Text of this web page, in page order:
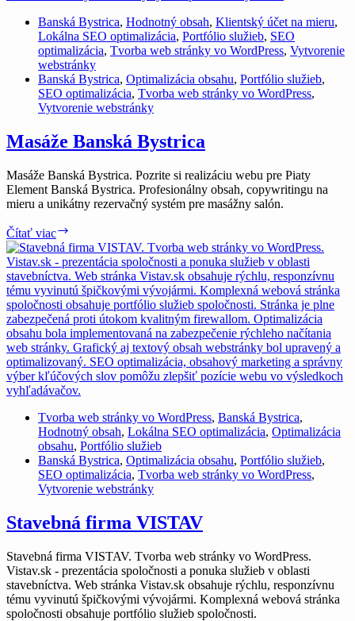
Banská Bystrica, Hodnotný obsah, Klientský účet na mieru,
Lokálna SEO optimalizácia, Portfólio služieb, SEO
optimalizácia, Tvorba web stránky vo WordPress, Vytvorenie
webstránky
Banská Bystrica, Optimalizácia obsahu, Portfólio služieb,
SEO optimalizácia, Tvorba web stránky vo WordPress,
Vytvorenie webstránky
Masáže Banská Bystrica
Masáže Banská Bystrica. Pozrite si realizáciu webu pre Piaty
Element Banská Bystrica. Profesionálny obsah, copywritingu na
mieru a unikátny rezervačný systém pre masážny salón.
Čítať viac
Banská
Bystrica
Tvorba web stránky vo WordPress, Banská Bystrica,
Hodnotný obsah, Lokálna SEO optimalizácia, Optimalizácia
obsahu, Portfólio služieb
Banská Bystrica, Optimalizácia obsahu, Portfólio služieb,
SEO optimalizácia, Tvorba web stránky vo WordPress,
Vytvorenie webstránky
Stavebná firma VISTAV
Stavebná firma VISTAV. Tvorba web stránky vo WordPress.
Vistav.sk - prezentácia spoločnosti a ponuka služieb v oblasti
stavebníctva. Web stránka Vistav.sk obsahuje rýchlu, responzívnu
tému vyvinutú špičkovými vývojármi. Komplexná webová stránka
spoločnosti obsahuje portfólio služieb spoločnosti.